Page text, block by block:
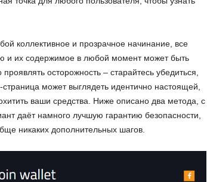
коллективное и прозрачное начинание, все
и их содержимое в любой момент может быть
осторожность – старайтесь убедиться,
может выглядеть идентично настоящей,
ваши средства. Ниже описано два метода, с
даёт намного лучшую гарантию безопасности,
никаких дополнительных шагов.